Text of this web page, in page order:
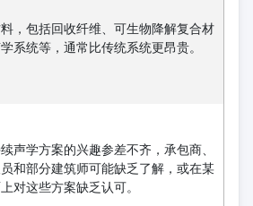
，包括回收纤维、可生物降解复合材
系统等，通常比传统系统更昂贵。
声学方案的兴趣参差不齐，承包商、
和部分建筑师可能缺乏了解，或在某
对这些方案缺乏认可。